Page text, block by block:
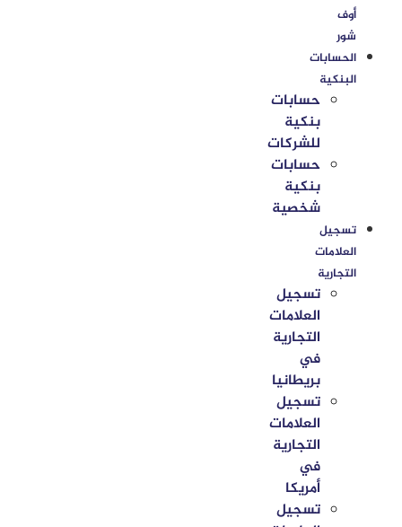
أوف
شور
الحسابات
البنكية
حسابات
بنكية
للشركات
حسابات
بنكية
شخصية
تسجيل
العلامات
التجارية
تسجيل
العلامات
التجارية
في
بريطانيا
تسجيل
العلامات
التجارية
في
أمريكا
تسجيل